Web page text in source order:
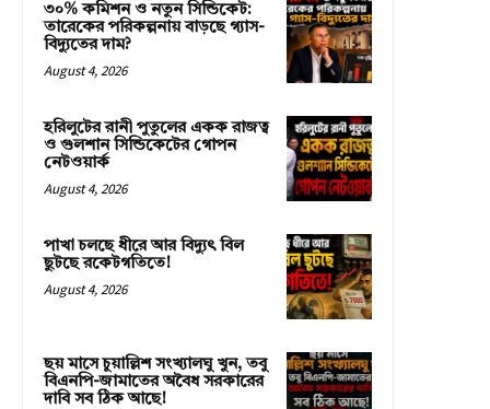
৩০% কমিশন ও নতুন সিন্ডিকেট:
তারেকের পরিকল্পনায় বাড়ছে গ্যাস-
বিদ্যুতের দাম?
August 4, 2026
হরিলুটের রানী পুতুলের একক রাজত্ব
ও গুলশান সিন্ডিকেটের গোপন
নেটওয়ার্ক
August 4, 2026
পাখা চলছে ধীরে আর বিদ্যুৎ বিল
ছুটছে রকেটগতিতে!
August 4, 2026
ছয় মাসে চুয়াল্লিশ সংখ্যালঘু খুন, তবু
বিএনপি-জামাতের অবৈধ সরকারের
দাবি সব ঠিক আছে!